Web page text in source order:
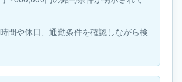
間や休日、通勤条件を確認しながら検